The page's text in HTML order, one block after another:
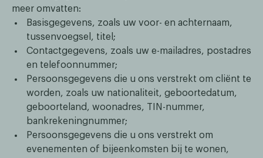
meer omvatten:
Basisgegevens, zoals uw voor- en achternaam,
tussenvoegsel, titel;
Contactgegevens, zoals uw e-mailadres, postadres
en telefoonnummer;
Persoonsgegevens die u ons verstrekt om cliënt te
worden, zoals uw nationaliteit, geboortedatum,
geboorteland, woonadres, TIN-nummer,
bankrekeningnummer;
Persoonsgegevens die u ons verstrekt om
evenementen of bijeenkomsten bij te wonen,